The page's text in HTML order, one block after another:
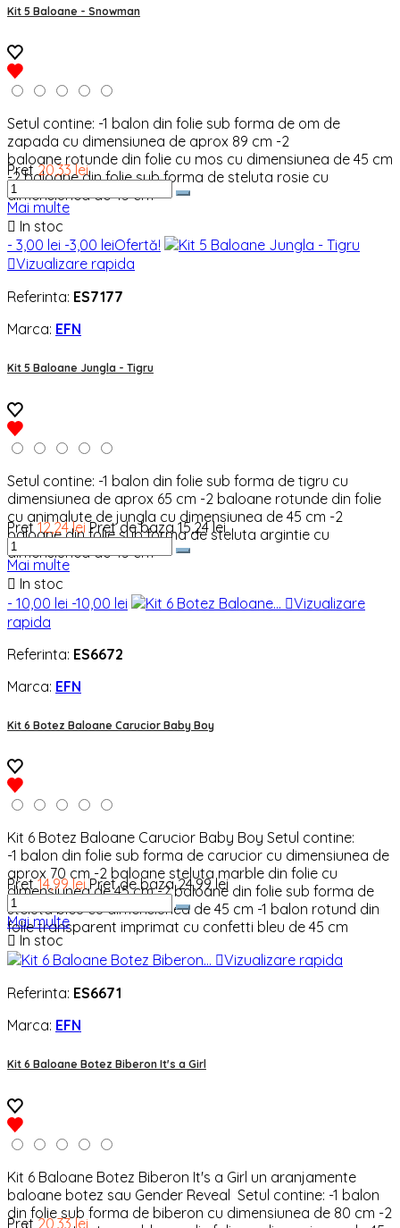
Kit 5 Baloane - Snowman
Setul contine: -1 balon din folie sub forma de om de
zapada cu dimensiunea de aprox 89 cm -2
baloane rotunde din folie cu mos cu dimensiunea de 45 cm
-2 baloane din folie sub forma de steluta rosie cu
dimensiunea de 45 cm
Pret 20,33 lei
Mai multe
 In stoc
- 3,00 lei -3,00 leiOfertă!
Vizualizare rapida
Referinta: ES7177
Marca: EFN
Kit 5 Baloane Jungla - Tigru
Setul contine: -1 balon din folie sub forma de tigru cu
dimensiunea de aprox 65 cm -2 baloane rotunde din folie
cu animalute de jungla cu dimensiunea de 45 cm -2
baloane din folie sub forma de steluta argintie cu
dimensiunea de 45 cm
Pret 12,24 lei Pret de baza 15,24 lei
Mai multe
 In stoc
- 10,00 lei -10,00 lei Vizualizare
rapida
Referinta: ES6672
Marca: EFN
Kit 6 Botez Baloane Carucior Baby Boy
Kit 6 Botez Baloane Carucior Baby Boy Setul contine:
-1 balon din folie sub forma de carucior cu dimensiunea de
aprox 70 cm -2 baloane steluta marble din folie cu
dimensiunea de 45 cm -2 baloane din folie sub forma de
steluta bleu cu dimensiunea de 45 cm -1 balon rotund din
folie transparent imprimat cu confetti bleu de 45 cm
Pret 14,99 lei Pret de baza 24,99 lei
Mai multe
 In stoc
Vizualizare rapida
Referinta: ES6671
Marca: EFN
Kit 6 Baloane Botez Biberon It's a Girl
Kit 6 Baloane Botez Biberon It's a Girl un aranjamente
baloane botez sau Gender Reveal Setul contine: -1 balon
din folie sub forma de biberon cu dimensiunea de 80 cm -2
Pret 20,33 lei